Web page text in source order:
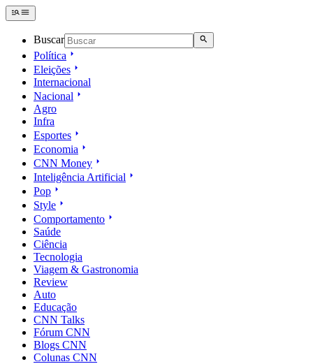
Buscar
Política
Eleições
Internacional
Nacional
Agro
Infra
Esportes
Economia
CNN Money
Inteligência Artificial
Pop
Style
Comportamento
Saúde
Ciência
Tecnologia
Viagem & Gastronomia
Review
Auto
Educação
CNN Talks
Fórum CNN
Blogs CNN
Colunas CNN